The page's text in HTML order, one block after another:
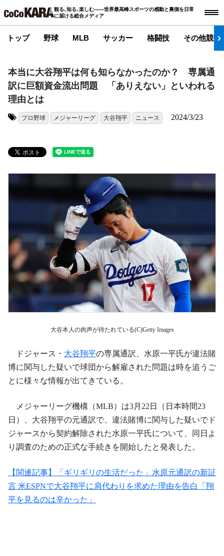
観る､知る､楽しむ――世界最高峰スポーツの感動と裏側を日常
に届ける総合メディア
トップ 野球 MLB サッカー 格闘技 その他競技
本当に大谷翔平は何も知らなかったのか？ 専属通
訳に巨額資金流出問題 「ありえない」といわれる
理由とは
プロ野球 メジャーリーグ 大谷翔平 ニュース 2024/3/23
大谷本人の肉声が待たれている(C)Getty Images
ドジャース・ 大谷翔平の専属通訳、水原一平氏が違法賭
博に関与した疑いで球団から解雇された問題は時を追うご
とに様々な情報が出てきている。
メジャーリーグ機構（MLB）は3月22日（日本時間23
日）、大谷翔平の元通訳で、違法賭博に関与した疑いでド
ジャースから契約解除された水原一平氏について、同日よ
り調査のための正式な手続きを開始したと発表した。
【関連記事】「ギリギリの生活だった」水原元通訳の新証
言 米ESPNで大谷翔平に肩代わりを求めた理由を告白「翔
平を見るのは辛かった」